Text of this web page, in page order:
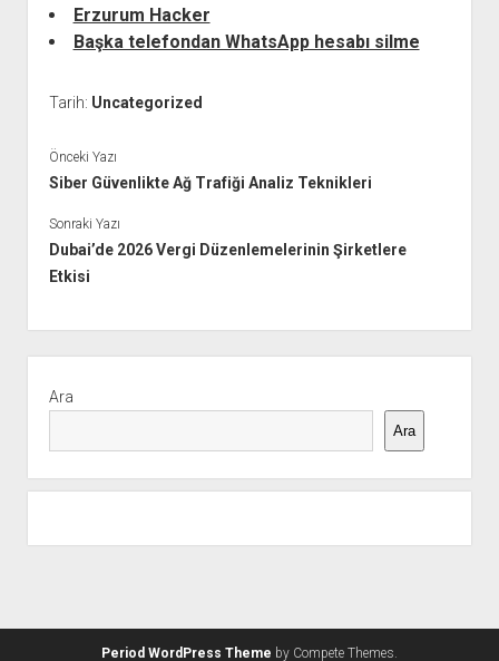
Erzurum Hacker
Başka telefondan WhatsApp hesabı silme
Tarih: Uncategorized
Önceki Yazı
Siber Güvenlikte Ağ Trafiği Analiz Teknikleri
Sonraki Yazı
Dubai’de 2026 Vergi Düzenlemelerinin Şirketlere
Etkisi
Menü
Ara
Ara
Period WordPress Theme by Compete Themes.